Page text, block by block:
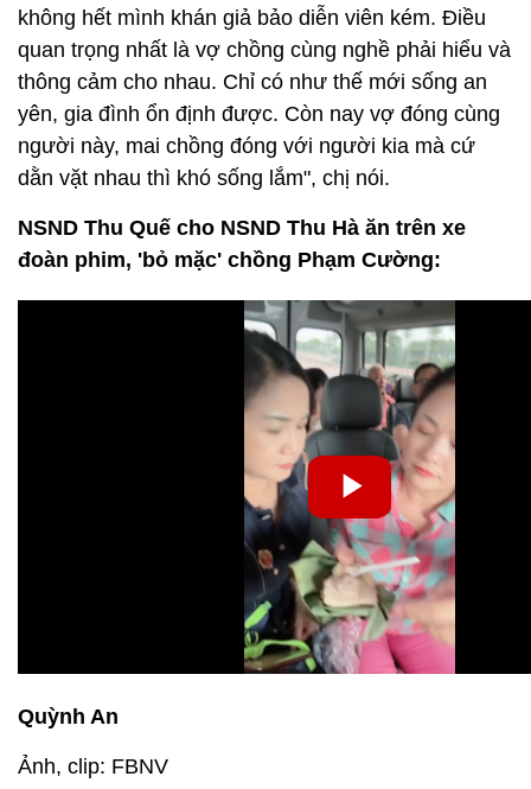
không hết mình khán giả bảo diễn viên kém. Điều
quan trọng nhất là vợ chồng cùng nghề phải hiểu và
thông cảm cho nhau. Chỉ có như thế mới sống an
yên, gia đình ổn định được. Còn nay vợ đóng cùng
người này, mai chồng đóng với người kia mà cứ
dằn vặt nhau thì khó sống lắm", chị nói.
NSND Thu Quế cho NSND Thu Hà ăn trên xe
đoàn phim, 'bỏ mặc' chồng Phạm Cường:
Quỳnh An
Ảnh, clip: FBNV